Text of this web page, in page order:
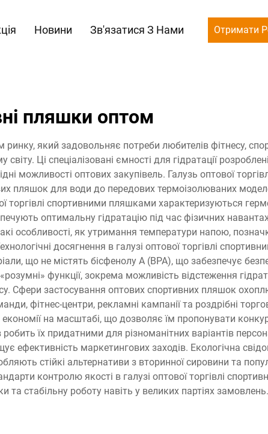
Новини Зв'язатися З Нами Отримати
пляшки оптом
який задовольняє потреби любителів фітнесу,
Ці спеціалізовані ємності для гідратації
можливості оптових закупівель. Галузь оптової
пляшок для води до передових термоізолюваних
торгівлі спортивними пляшками характеризуються
оптимальну гідратацію під час фізичних
особливості, як утримання температури напою,
досягнення в галузі оптової торгівлі
що не містять бісфенолу А (BPA), що забезпечує
функції, зокрема можливість відстеження
Сфери застосування оптових спортивних пляшок
фітнес-центри, рекламні кампанії та роздрібні
на масштабі, що дозволяє їм пропонувати
їх придатними для різноманітних варіантів
ефективність маркетингових заходів. Екологічна
стійкі альтернативи з вторинної сировини та
контролю якості в галузі оптової торгівлі
та стабільну роботу навіть у великих партіях замовлень.